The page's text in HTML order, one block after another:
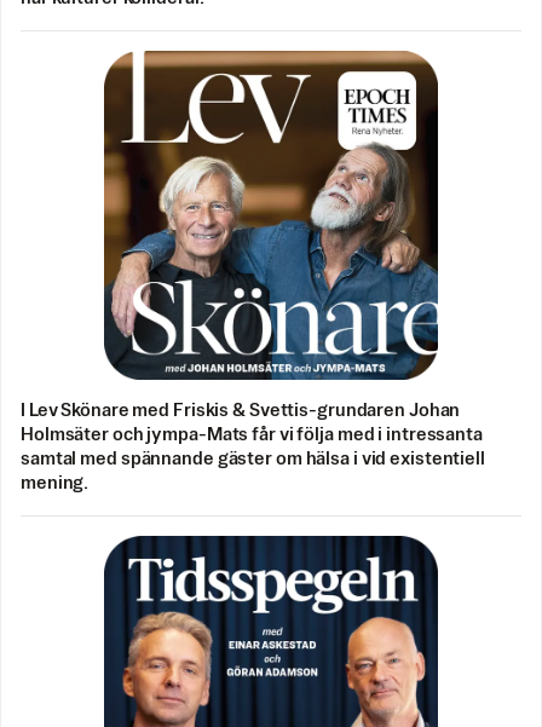
I Lev Skönare med Friskis & Svettis-grundaren Johan
Holmsäter och jympa-Mats får vi följa med i intressanta
samtal med spännande gäster om hälsa i vid existentiell
mening.